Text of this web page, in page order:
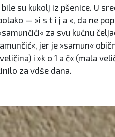
su kukolj iz pšenice. U
— »i s t i j a «, da ne
za svu kućnu
jer je »samun«
i »k o 1 a č« (mala
za vdše dana.